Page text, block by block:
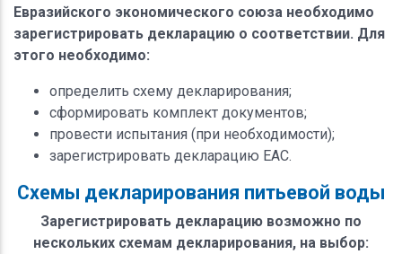
Евразийского экономического союза необходимо
зарегистрировать декларацию о соответствии. Для
этого необходимо:
определить схему декларирования;
сформировать комплект документов;
провести испытания (при необходимости);
зарегистрировать декларацию ЕАС.
Схемы декларирования питьевой воды
Зарегистрировать декларацию возможно по
нескольких схемам декларирования, на выбор: